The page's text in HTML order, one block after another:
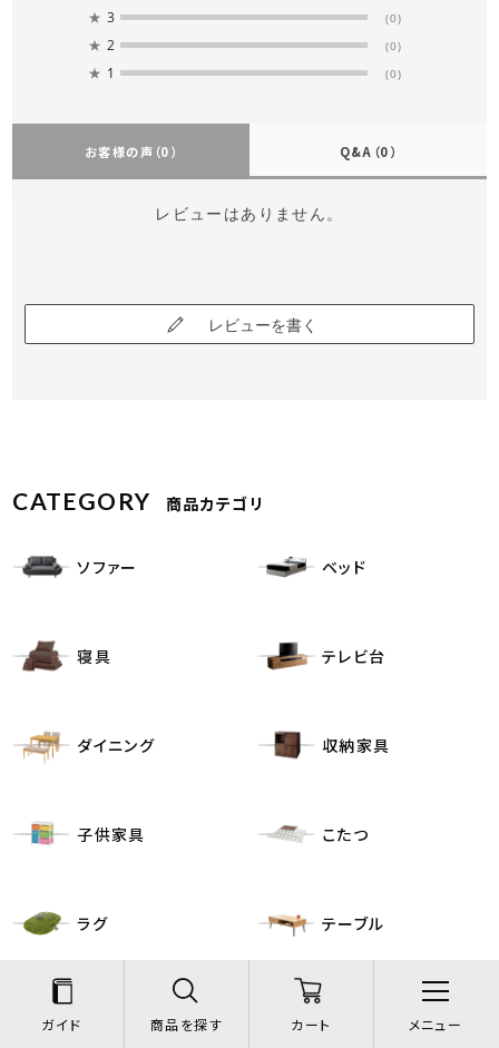
★ 3 (0)
★ 2 (0)
★ 1 (0)
お客様の声 （0） Q&A （0）
レビューはありません。
レビューを書く
CATEGORY 商品カテゴリ
ソファー ベッド
寝具 テレビ台
ダイニング 収納家具
子供家具 こたつ
ラグ テーブル